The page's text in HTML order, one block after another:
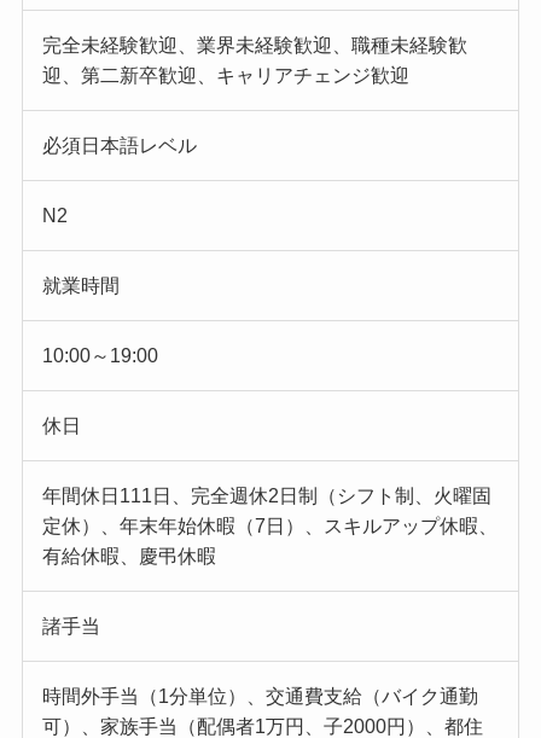
完全未経験歓迎、業界未経験歓迎、職種未経験歓
迎、第二新卒歓迎、キャリアチェンジ歓迎
必須日本語レベル
N2
就業時間
10:00～19:00
休日
年間休日111日、完全週休2日制（シフト制、火曜固
定休）、年末年始休暇（7日）、スキルアップ休暇、
有給休暇、慶弔休暇
諸手当
時間外手当（1分単位）、交通費支給（バイク通勤
可）、家族手当（配偶者1万円、子2000円）、都住